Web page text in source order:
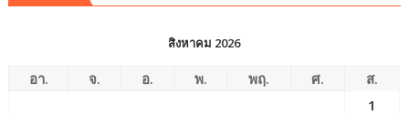
สิงหาคม 2026
อา. จ. อ. พ. พฤ. ศ.
ส.
1